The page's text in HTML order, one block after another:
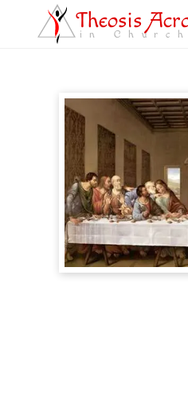
Theosis
in